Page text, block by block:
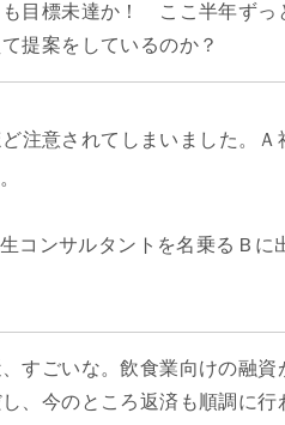
目標未達か！ ここ半年ずっ
提案をしているのか？
注意されてしまいました。
コンサルタントを名乗るＢ
、すごいな。飲食業向けの融
、今のところ返済も順調に行